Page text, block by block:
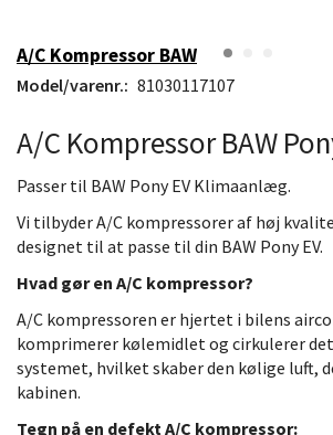
A/C Kompressor BAW
Model/varenr.: 81030117107
A/C Kompressor BAW
Passer til BAW Pony EV Klimaanlæg.
Vi tilbyder A/C kompressorer af høj
designet til at passe til din BAW Pony EV.
Hvad gør en A/C kompressor?
A/C kompressoren er hjertet i bilens
komprimerer kølemidlet og cirkulerer
systemet, hvilket skaber den kølige luft,
kabinen.
Tegn på en defekt A/C kompressor: